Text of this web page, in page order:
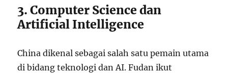
3. Computer Science dan
Artificial Intelligence
China dikenal sebagai salah satu pemain utama
di bidang teknologi dan AI. Fudan ikut